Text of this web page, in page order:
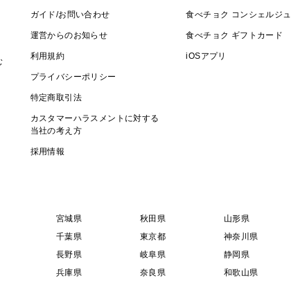
ガイド/お問い合わせ
運営からのお知らせ
利用規約
プライバシーポリシー
特定商取引法
カスタマーハラスメントに対する
当社の考え方
採用情報
食べチョク コンシェルジュ
食べチョク ギフトカード
iOSアプリ
宮城県 秋田県 山形県
千葉県 東京都 神奈川県
長野県 岐阜県 静岡県
兵庫県 奈良県 和歌山県